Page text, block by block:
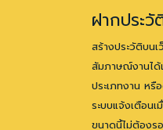
ฝากประ
สร้างประวัติบน
สัมภาษณ์งานได้
ประเภทงาน ห
ระบบแจ้งเตือน
ขนาดนี้ไม่ต้องร